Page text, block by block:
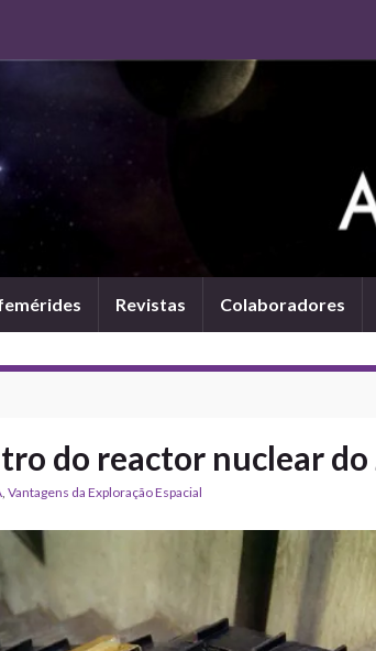
Revistas Colaboradores
do reactor nuclear do
, Vantagens da Exploração Espacial